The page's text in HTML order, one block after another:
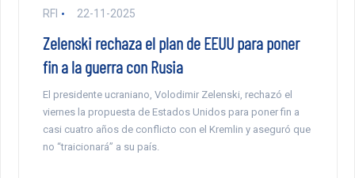
RFI 22-11-2025
Zelenski rechaza el plan de EEUU para poner
fin a la guerra con Rusia
El presidente ucraniano, Volodimir Zelenski, rechazó el
viernes la propuesta de Estados Unidos para poner fin a
casi cuatro años de conflicto con el Kremlin y aseguró que
no “traicionará” a su país.